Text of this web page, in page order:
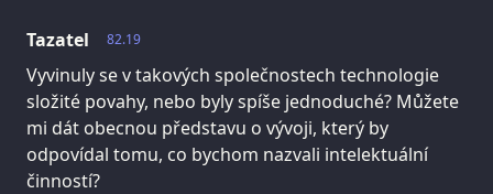
82.19
Tazatel
Vyvinuly se v takových společnostech technologie
složité povahy, nebo byly spíše jednoduché? Můžete
mi dát obecnou představu o vývoji, který by
odpovídal tomu, co bychom nazvali intelektuální
činností?